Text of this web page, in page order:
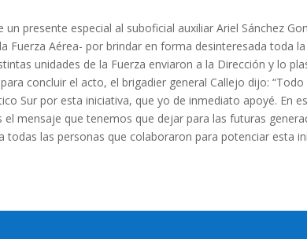
un presente especial al suboficial auxiliar Ariel Sánchez
Fuerza Aérea- por brindar en forma desinteresada toda
unidades de la Fuerza enviaron a la Dirección y lo
concluir el acto, el brigadier general Callejo dijo:
Sur por esta iniciativa, que yo de inmediato apoyé. En
el mensaje que tenemos que dejar para las futuras
todas las personas que colaboraron para potenciar esta